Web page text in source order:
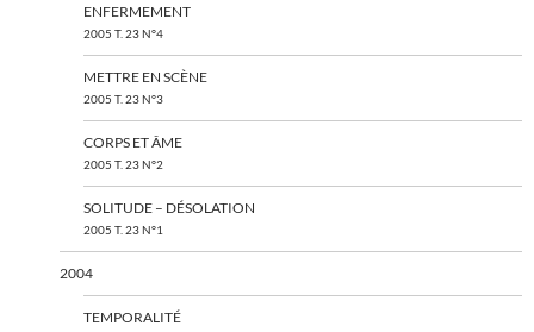
ENFERMEMENT
2005 T. 23 N°4
METTRE EN SCÈNE
2005 T. 23 N°3
CORPS ET ÂME
2005 T. 23 N°2
SOLITUDE – DÉSOLATION
2005 T. 23 N°1
2004
TEMPORALITÉ